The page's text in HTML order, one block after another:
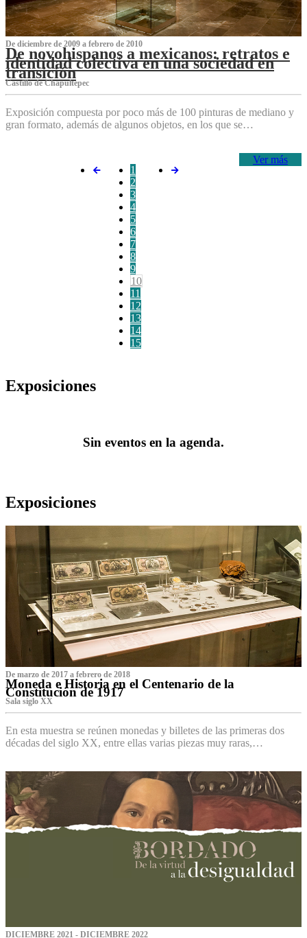
De diciembre de 2009 a febrero de 2010
De novohispanos a mexicanos: retratos e
identidad colectiva en una sociedad en
transición
Castillo de Chapultepec
Exposición compuesta por poco más de 100 pinturas de mediano y
gran formato, además de algunos objetos, en los que se…
Ver más
1
2
3
4
5
6
7
8
9
10
11
12
13
14
15
Exposiciones
Sin eventos en la agenda.
Exposiciones
De marzo de 2017 a febrero de 2018
Moneda e Historia en el Centenario de la
Constitución de 1917
Sala siglo XX
En esta muestra se reúnen monedas y billetes de las primeras dos
décadas del siglo XX, entre ellas varias piezas muy raras,…
DICIEMBRE 2021 - DICIEMBRE 2022